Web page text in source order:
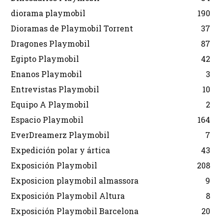
diorama playmobil
190
Dioramas de Playmobil Torrent
37
Dragones Playmobil
87
Egipto Playmobil
42
Enanos Playmobil
3
Entrevistas Playmobil
10
Equipo A Playmobil
2
Espacio Playmobil
164
EverDreamerz Playmobil
7
Expedición polar y ártica
43
Exposición Playmobil
208
Exposicion playmobil almassora
9
Exposición Playmobil Altura
8
Exposición Playmobil Barcelona
20